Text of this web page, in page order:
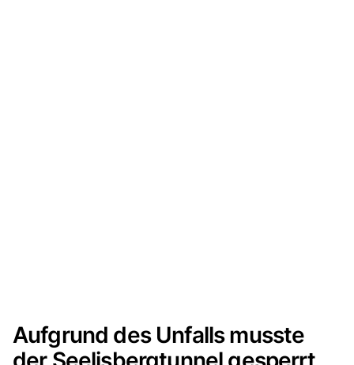
Aufgrund des Unfalls musste